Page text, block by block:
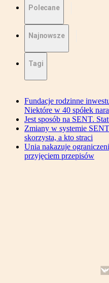
Polecane
Najnowsze
Tagi
Fundacje rodzinne
Niektóre w 40 spółek
Jest sposób na SENT.
Zmiany w systemie
skorzysta, a kto straci
Unia nakazuje
przyjęciem przepisów